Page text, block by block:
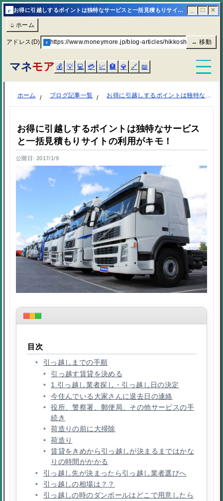
e お得に引越しするポイントは独特なサービスと一括見積もりサイトの利用がキモ！ | マネモア ☐ ✕
⌂ ホーム
アドレス(D) e https://www.moneymore.jp/blog-articles/hikkoshi-point/
→ 移動
マネモア 💰 💡 💻 💳 📈 🏦 💎 🔗 📖
ホーム ブログ記事一覧 お得に引越しするポイントは独特なサービスと一括見積もりサイトの利用がキモ！
お得に引越しするポイントは独特なサービス
と一括見積もりサイトの利用がキモ！
公開日: 2017/1/9
目次
引っ越しまでの手順
引っ越す賃貸を決める
1.引っ越し業者探し・引っ越し日の決定
今住んでいる大家さんに退去日の連絡
役所、警察署、郵便局、その他サービスの手
続き
荷造りの前に大掃除
荷造り
賃貸をきめから引っ越しが決まるまではかな
りの時間がかかる
引っ越し先が決まったら引っ越し業者選びへ
引っ越しの相場は？？
引っ越しの時のダンボールはどこで用意したら